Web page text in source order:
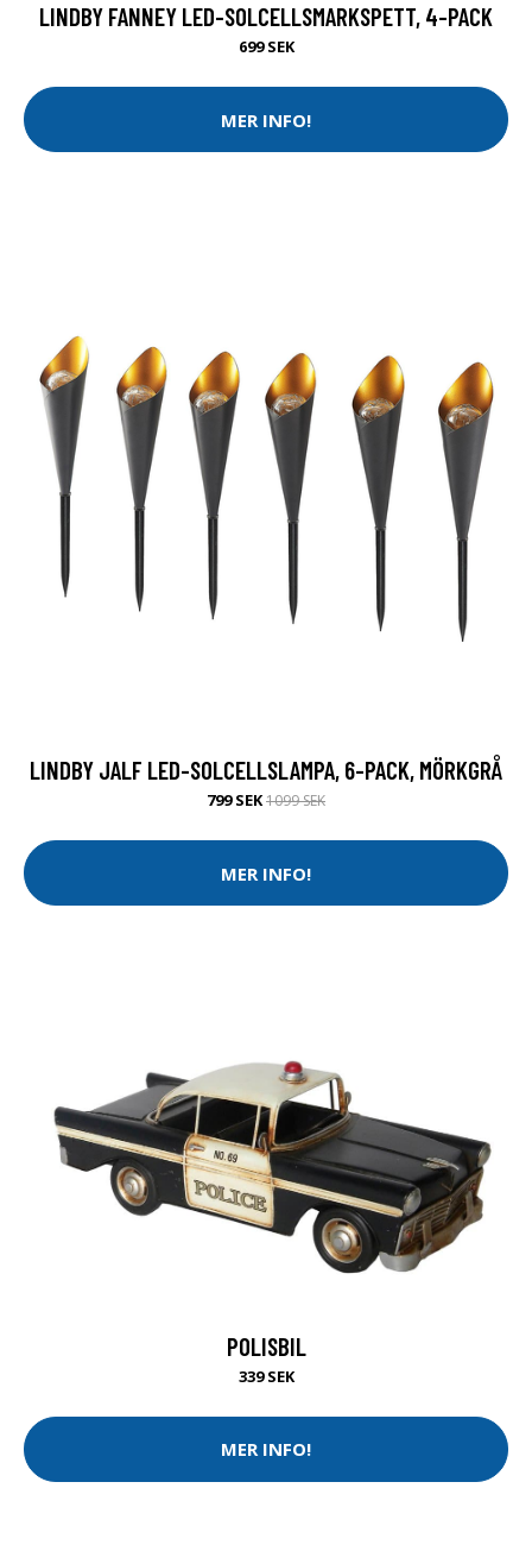
LINDBY FANNEY LED-SOLCELLSMARKSPETT, 4-PACK
699 SEK
MER INFO!
LINDBY JALF LED-SOLCELLSLAMPA, 6-PACK, MÖRKGRÅ
799 SEK1099 SEK
MER INFO!
POLISBIL
339 SEK
MER INFO!